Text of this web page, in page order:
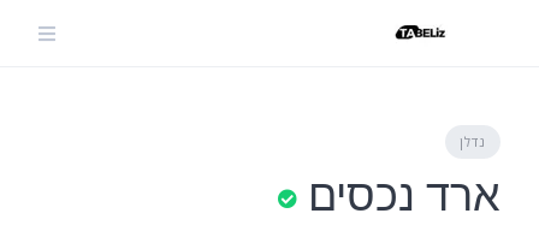
נדלן
ארד נכסים